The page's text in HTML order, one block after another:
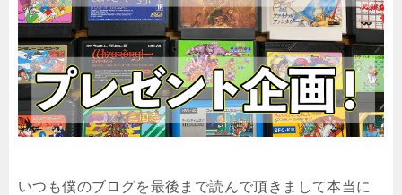
いつも僕のブログを最後まで読んで頂きまして本当に